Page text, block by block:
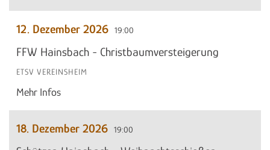
12. Dezember 2026 19:00
FFW Hainsbach - Christbaumversteigerung
ETSV VEREINSHEIM
Mehr Infos
18. Dezember 2026 19:00